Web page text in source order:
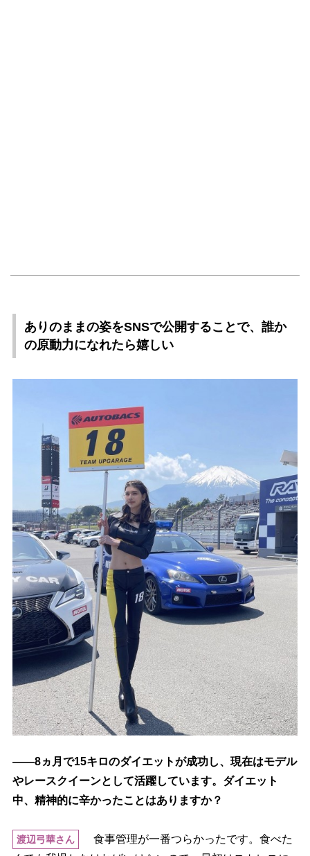
ありのままの姿をSNSで公開することで、誰か
の原動力になれたら嬉しい
――8ヵ月で15キロのダイエットが成功し、現在はモデル
レースクイーンとして活躍しています。ダイエット
中、精神的に辛かったことはありますか？
渡辺弓華さん
食事管理が一番つらかったです。食べた